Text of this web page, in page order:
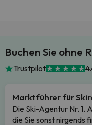
Buchen Sie ohne
Trustpilot
Marktführer für
Die Ski-Agentur Nr. 1.
die Sie sonst nirgends